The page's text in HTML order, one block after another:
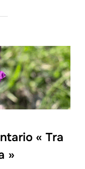
« Tra
»